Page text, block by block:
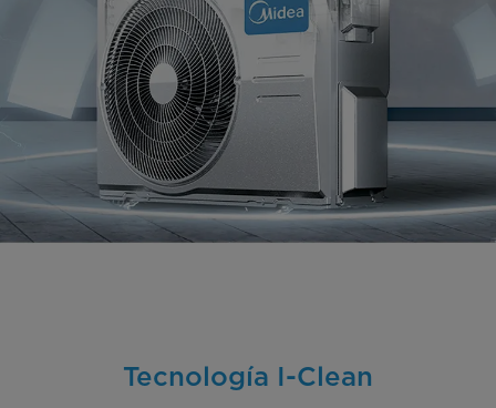
Tecnología I-Clean